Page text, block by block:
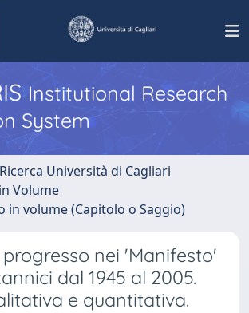
Institutional Research
System
Università di Cagliari
Volume
in volume (Capitolo o Saggio)
nei 'Manifesto'
dal 1945 al 2005.
e quantitativa.